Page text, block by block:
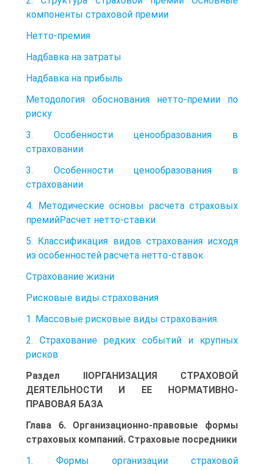
компоненты страховой премии
Нетто-премия
Надбавка на затраты
Надбавка на прибыль
Методология обоснования нетто-премии по
риску
3. Особенности ценообразования в
страховании
3. Особенности ценообразования в
страховании
4. Методические основы расчета страховых
премийРасчет нетто-ставки
5. Классификация видов страхования исходя
из особенностей расчета нетто-ставок
Страхование жизни
Рисковые виды страхования
1. Массовые рисковые виды страхования.
2. Страхование редких событий и крупных
рисков
Раздел IIОРГАНИЗАЦИЯ СТРАХОВОЙ
ДЕЯТЕЛЬНОСТИ И ЕЕ НОРМАТИВНО-
ПРАВОВАЯ БАЗА
Глава 6. Организационно-правовые формы
страховых компаний. Страховые посредники
1. Формы организации страховой